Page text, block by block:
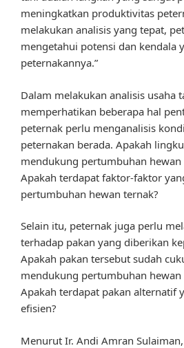
meningkatkan produktivitas
melakukan analisis yang tepat,
mengetahui potensi dan kendala
peternakannya.”
Dalam melakukan analisis usaha
memperhatikan beberapa hal
peternak perlu menganalisis
peternakan berada. Apakah
mendukung pertumbuhan hewan
Apakah terdapat faktor-faktor
pertumbuhan hewan ternak?
Selain itu, peternak juga perlu
terhadap pakan yang diberikan
Apakah pakan tersebut sudah
mendukung pertumbuhan hewan
Apakah terdapat pakan alternatif
efisien?
Menurut Ir. Andi Amran